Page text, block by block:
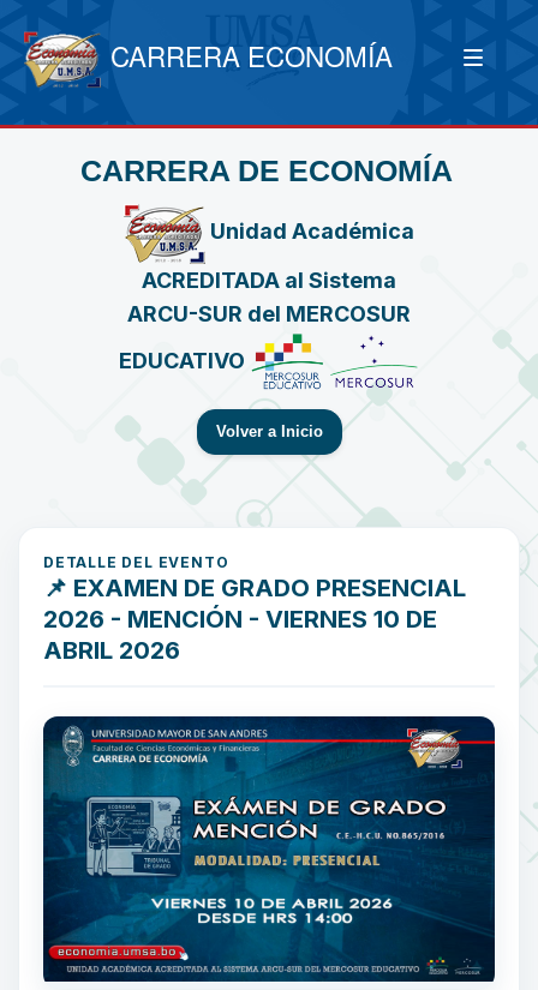
CARRERA ECONOMÍA
CARRERA DE ECONOMÍA
Unidad Académica
ACREDITADA al Sistema
ARCU-SUR del MERCOSUR
EDUCATIVO
Volver a Inicio
DETALLE DEL EVENTO
📌 EXAMEN DE GRADO PRESENCIAL
2026 - MENCIÓN - VIERNES 10 DE
ABRIL 2026